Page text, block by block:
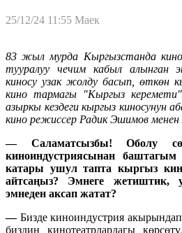
25/12/24 11:55 Маек
83 жыл мурда Кыргызстанда
тууралуу чечим кабыл алынган
киносу узак жолду басып, өткөн
кино тармагы "Кыргыз
азыркы кездеги кыргыз киносунун
кино режиссер Радик Эшимов
— Саламатсызбы! Оболу
киноиндустриясынан
катары ушул тапта кыргыз
айтсаңыз? Эмнеге жетиштик,
эмнеден аксап жатат?
—Бизде киноиндустрия
биздин кинотеатрлардагы